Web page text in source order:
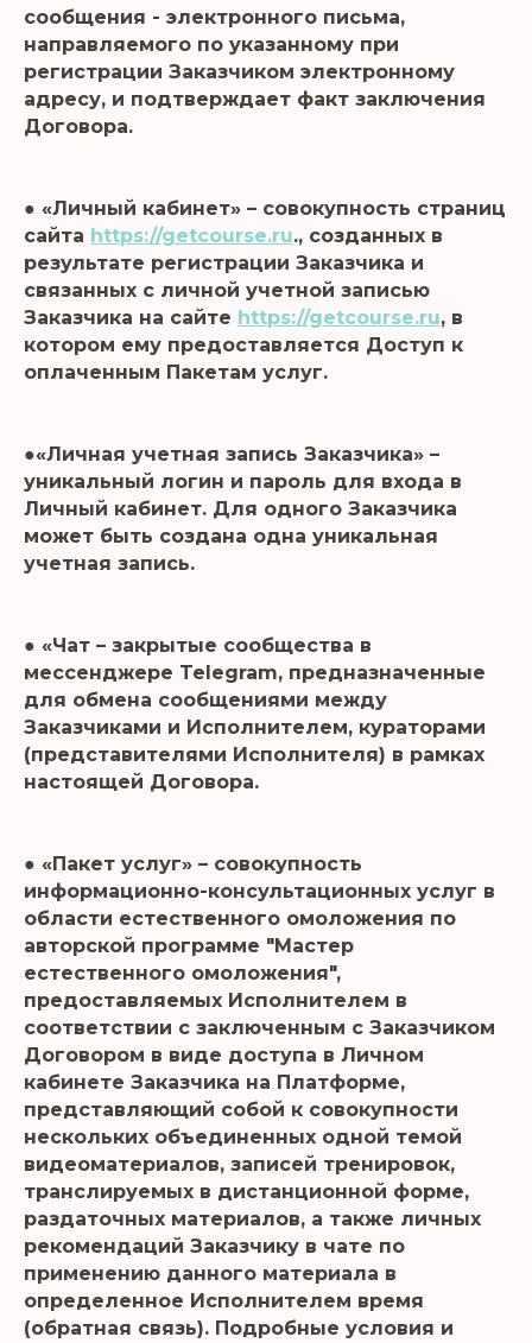
сообщения - электронного письма,
направляемого по указанному при
регистрации Заказчиком электронному
адресу, и подтверждает факт заключения
Договора.
● «Личный кабинет» – совокупность страниц
сайта https://getcourse.ru., созданных в
результате регистрации Заказчика и
связанных с личной учетной записью
Заказчика на сайте https://getcourse.ru, в
котором ему предоставляется Доступ к
оплаченным Пакетам услуг.
●«Личная учетная запись Заказчика» –
уникальный логин и пароль для входа в
Личный кабинет. Для одного Заказчика
может быть создана одна уникальная
учетная запись.
● «Чат – закрытые сообщества в
мессенджере Telegram, предназначенные
для обмена сообщениями между
Заказчиками и Исполнителем, кураторами
(представителями Исполнителя) в рамках
настоящей Договора.
● «Пакет услуг» – совокупность
информационно-консультационных услуг в
области естественного омоложения по
авторской программе "Мастер
естественного омоложения",
предоставляемых Исполнителем в
соответствии с заключенным с Заказчиком
Договором в виде доступа в Личном
кабинете Заказчика на Платформе,
представляющий собой к совокупности
нескольких объединенных одной темой
видеоматериалов, записей тренировок,
транслируемых в дистанционной форме,
раздаточных материалов, а также личных
рекомендаций Заказчику в чате по
применению данного материала в
определенное Исполнителем время
(обратная связь). Подробные условия и